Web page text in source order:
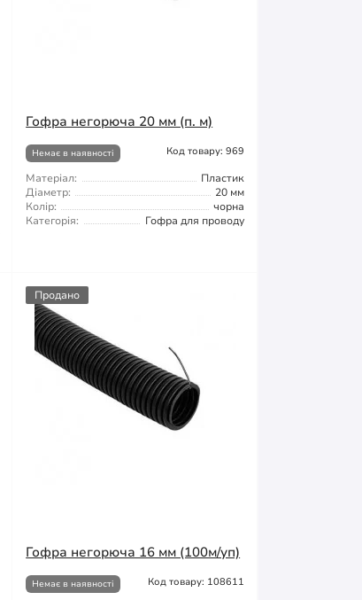
Гофра негорюча 20 мм (п. м)
Немає в наявності Код товару: 969
Матеріал:
Пластик
Діаметр:
20 мм
Колір:
чорна
Категорія:
Гофра для проводу
Продано
Гофра негорюча 16 мм (100м/уп)
Немає в наявності Код товару: 108611